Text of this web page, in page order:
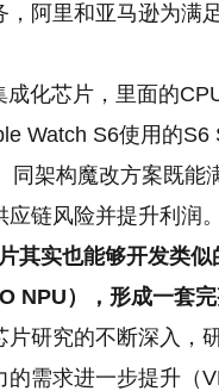
阿里和亚马逊为满
化芯片，里面的
Watch S6使用的
同架构魔改方案既
链风险并提升利润。
其实也能够开发类
NPU），形成一套完
片研究的不断深入，
需求进一步提升（